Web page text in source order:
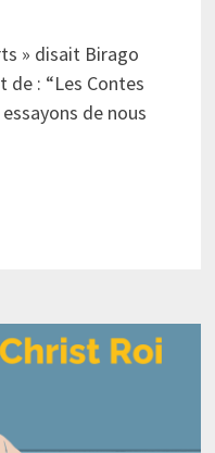
» disait Birago
de : “Les Contes
de nous